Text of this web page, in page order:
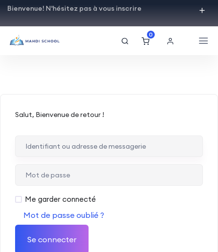
Bienvenue! N'hésitez pas à vous inscrire
0
Salut, Bienvenue de retour !
Me garder connecté
Mot de passe oublié ?
Se connecter